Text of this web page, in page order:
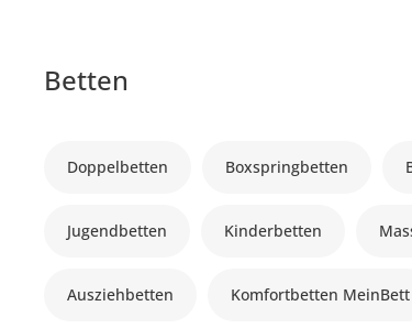
Betten
Doppelbetten Boxspringbetten
Jugendbetten Kinderbetten
Ausziehbetten Komfortbetten MeinBett